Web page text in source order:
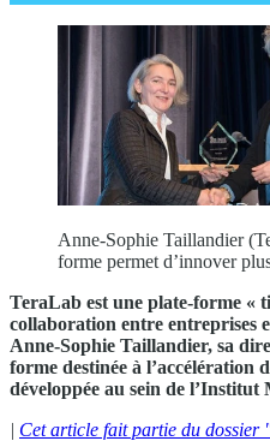
Anne-Sophie Taillandier
forme permet d’innover
TeraLab est une plate-forme «
collaboration entre entreprises
Anne-Sophie Taillandier, sa
forme destinée à
développée au sein de
| Cet article fait partie du dossier